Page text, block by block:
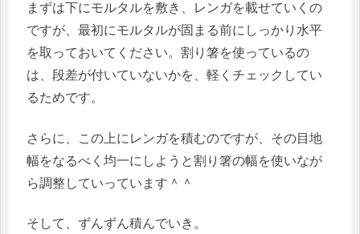
まずは下にモルタルを敷き、レンガを載せていくの
ですが、最初にモルタルが固まる前にしっかり水平
を取っておいてください。割り箸を使っているの
は、段差が付いていないかを、軽くチェックしてい
るためです。
さらに、この上にレンガを積むのですが、その目地
幅をなるべく均一にしようと割り箸の幅を使いなが
ら調整していっています＾＾
そして、ずんずん積んでいき。